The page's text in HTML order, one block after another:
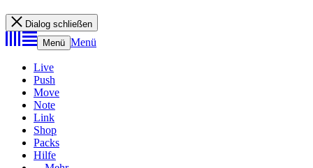
Dialog schließen
Menü Menü
Live
Push
Move
Note
Link
Shop
Packs
Hilfe